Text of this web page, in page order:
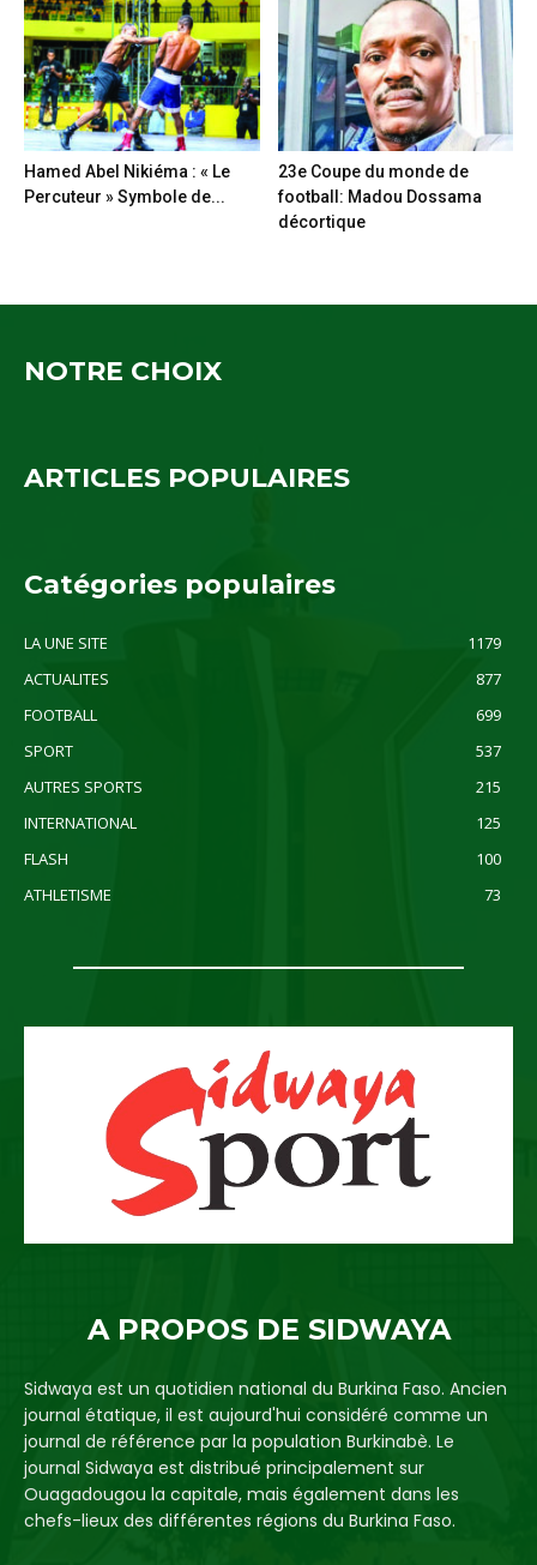
Hamed Abel Nikiéma : « Le
Percuteur » Symbole de...
23e Coupe du monde de
football: Madou Dossama
décortique
NOTRE CHOIX
ARTICLES POPULAIRES
Catégories populaires
LA UNE SITE
1179
ACTUALITES
877
FOOTBALL
699
SPORT
537
AUTRES SPORTS
215
INTERNATIONAL
125
FLASH
100
ATHLETISME
73
A PROPOS DE SIDWAYA
Sidwaya est un quotidien national du Burkina Faso. Ancien
journal étatique, il est aujourd'hui considéré comme un
journal de référence par la population Burkinabè. Le
journal Sidwaya est distribué principalement sur
Ouagadougou la capitale, mais également dans les
chefs-lieux des différentes régions du Burkina Faso.